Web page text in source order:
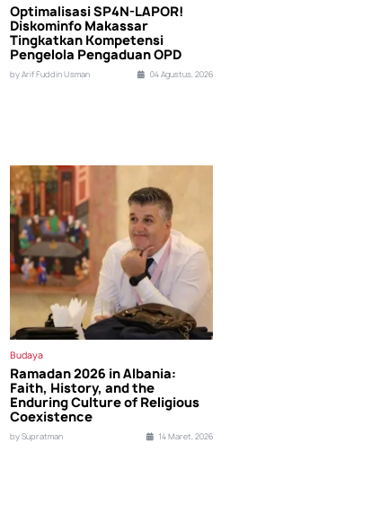
Optimalisasi SP4N-LAPOR!
Diskominfo Makassar
Tingkatkan Kompetensi
Pengelola Pengaduan OPD
by Arif Fuddin Usman 04 Agustus, 2026
Budaya
Ramadan 2026 in Albania:
Faith, History, and the
Enduring Culture of Religious
Coexistence
by Supratman 14 Maret, 2026